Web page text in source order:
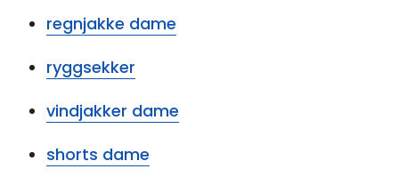
regnjakke dame
ryggsekker
vindjakker dame
shorts dame